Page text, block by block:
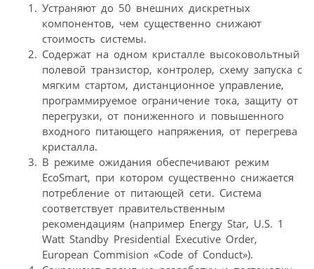
Устраняют до 50 внешних дискретных
компонентов, чем существенно снижают
стоимость системы.
Содержат на одном кристалле высоковольтный
полевой транзистор, контролер, схему запуска с
мягким стартом, дистанционное управление,
программируемое ограничение тока, защиту от
перегрузки, от пониженного и повышенного
входного питающего напряжения, от перегрева
кристалла.
В режиме ожидания обеспечивают режим
EcoSmart, при котором существенно снижается
потребление от питающей сети. Система
соответствует правительственным
рекомендациям (например Energy Star, U.S. 1
Watt Standby Presidential Executive Order,
European Commision «Code of Conduct»).